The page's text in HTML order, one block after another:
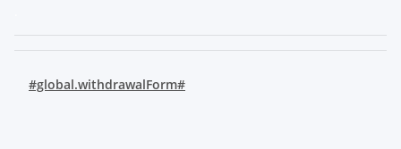
#global.withdrawalForm#